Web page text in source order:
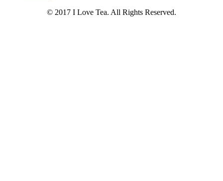
© 2017 I Love Tea. All Rights Reserved.